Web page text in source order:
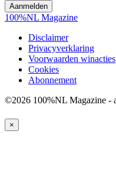
100%NL Magazine
Disclaimer
Privacyverklaring
Voorwaarden winacties
Cookies
Abonnement
©2026 100%NL Magazine -
×